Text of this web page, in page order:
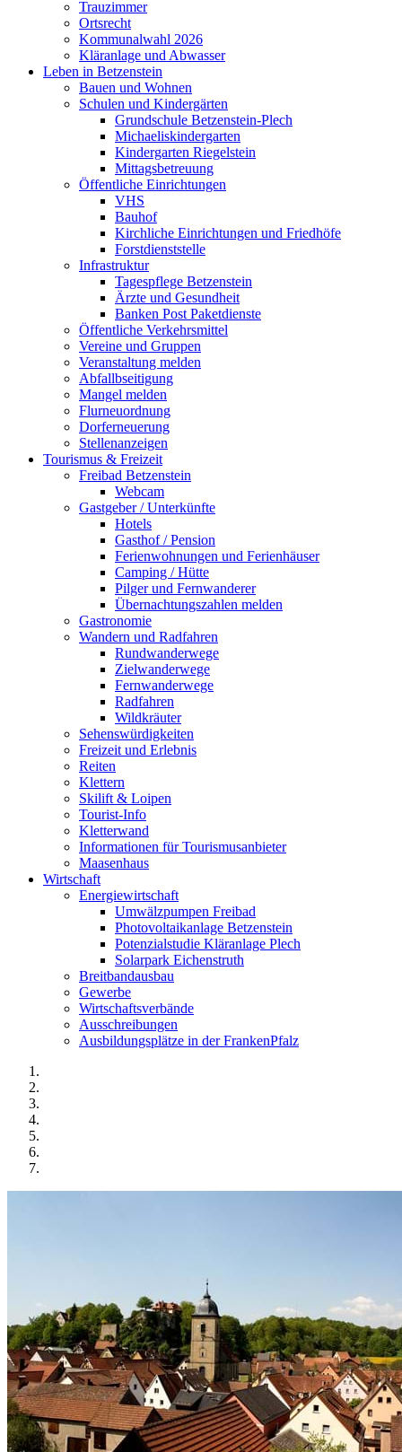
Trauzimmer
Ortsrecht
Kommunalwahl 2026
Kläranlage und Abwasser
Leben in Betzenstein
Bauen und Wohnen
Schulen und Kindergärten
Grundschule Betzenstein-Plech
Michaeliskindergarten
Kindergarten Riegelstein
Mittagsbetreuung
Öffentliche Einrichtungen
VHS
Bauhof
Kirchliche Einrichtungen und Friedhöfe
Forstdienststelle
Infrastruktur
Tagespflege Betzenstein
Ärzte und Gesundheit
Banken Post Paketdienste
Öffentliche Verkehrsmittel
Vereine und Gruppen
Veranstaltung melden
Abfallbseitigung
Mangel melden
Flurneuordnung
Dorferneuerung
Stellenanzeigen
Tourismus & Freizeit
Freibad Betzenstein
Webcam
Gastgeber / Unterkünfte
Hotels
Gasthof / Pension
Ferienwohnungen und Ferienhäuser
Camping / Hütte
Pilger und Fernwanderer
Übernachtungszahlen melden
Gastronomie
Wandern und Radfahren
Rundwanderwege
Zielwanderwege
Fernwanderwege
Radfahren
Wildkräuter
Sehenswürdigkeiten
Freizeit und Erlebnis
Reiten
Klettern
Skilift & Loipen
Tourist-Info
Kletterwand
Informationen für Tourismusanbieter
Maasenhaus
Wirtschaft
Energiewirtschaft
Umwälzpumpen Freibad
Photovoltaikanlage Betzenstein
Potenzialstudie Kläranlage Plech
Solarpark Eichenstruth
Breitbandausbau
Gewerbe
Wirtschaftsverbände
Ausschreibungen
Ausbildungsplätze in der FrankenPfalz